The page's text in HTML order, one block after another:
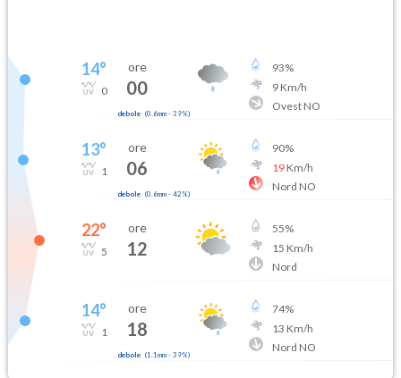
14°
0
ore
00
debole (0.6mm- 39%)
93%
9Km/h
Ovest NO
13°
1
ore
06
debole (0.6mm- 42 %)
90%
19Km/h
Nord NO
22°
5
ore
12
55%
15 Km/h
Nord
14°
1
ore
18
debole (1.1mm- 39%)
74%
13 Km/h
Nord NO